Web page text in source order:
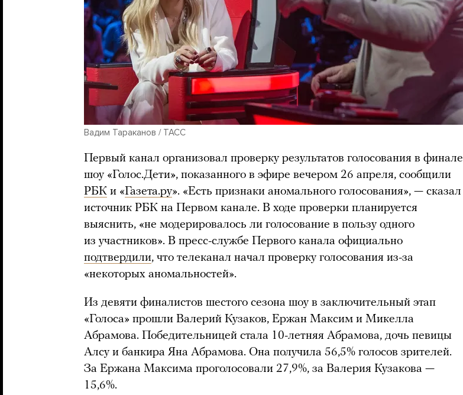
Вадим Тараканов / ТАСС
Первый канал организовал проверку результатов голосования в финале
шоу «Голос.Дети», показанного в эфире вечером 26 апреля, сообщили
РБК и «Газета.ру». «Есть признаки аномального голосования», — сказал
источник РБК на Первом канале. В ходе проверки планируется
выяснить, «не модерировалось ли голосование в пользу одного
из участников». В пресс-службе Первого канала официально
подтвердили, что телеканал начал проверку голосования из-за
«некоторых аномальностей».
Из девяти финалистов шестого сезона шоу в заключительный этап
«Голоса» прошли Валерий Кузаков, Ержан Максим и Микелла
Абрамова. Победительницей стала 10-летняя Абрамова, дочь певицы
Алсу и банкира Яна Абрамова. Она получила 56,5% голосов зрителей.
За Ержана Максима проголосовали 27,9%, за Валерия Кузакова —
15,6%.